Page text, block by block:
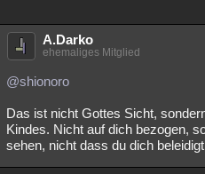
A.Darko
ehemaliges Mitglied
@shionoro
Das ist nicht Gottes Sicht,
Kindes. Nicht auf dich bezogen,
sehen, nicht dass du dich